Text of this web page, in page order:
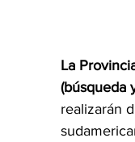
La
(búsqueda
realizarán